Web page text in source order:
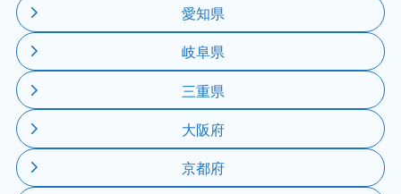
愛知県
岐阜県
三重県
大阪府
京都府